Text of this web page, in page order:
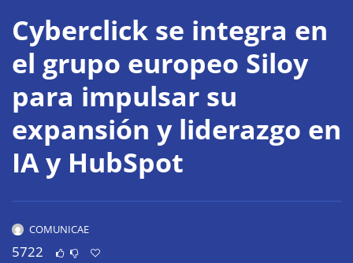
Cyberclick se integra en
el grupo europeo Siloy
para impulsar su
expansión y liderazgo en
IA y HubSpot
COMUNICAE
5722